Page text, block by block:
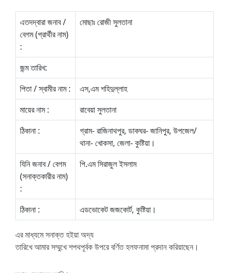
এতদদ্বারা জনাব /
বেগম (প্রার্থীর নাম)
:
মোছাঃ রোজী সুলতানা
জন্ম তারিখ:
পিতা / স্বামীর নাম :
এস,এম শহিদুল্লাহ
মায়ের নাম :
রাবেয়া সুলতানা
ঠিকানা :
গ্রাম- রাজিনাথপুর, ডাকঘর- জানিপুর, উপজেল/
থানা- খোকসা, জেলা- কুষ্টিয়া।
যিনি জনাব / বেগম
(সনাক্তকারীর নাম)
:
পি.এম সিরাজুল ইসলাম
ঠিকানা : এডভোকেট জজকোর্ট, কুষ্টিয়া।
এর মাধ্যমে সনাক্ত হইয়া অদ্য
তারিখে আমার সম্মুখে শপথপূর্বক উপরে বর্ণিত হলফনামা প্রদান করিয়াছেন।